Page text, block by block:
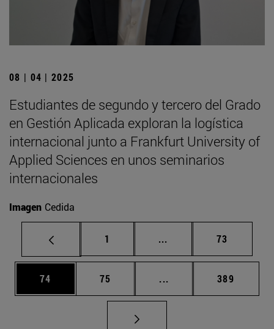
08 | 04 | 2025
Estudiantes de segundo y tercero del Grado
en Gestión Aplicada exploran la logística
internacional junto a Frankfurt University of
Applied Sciences en unos seminarios
internacionales
Imagen Cedida
Página
1 ... Páginas intermedias
Página
73
Página
74 Página
75 ... Páginas intermedias
Página
389